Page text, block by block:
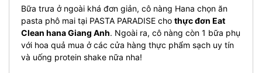
Bữa trưa ở ngoài khá đơn giản, cô nàng Hana chọn ăn
pasta phô mai tại PASTA PARADISE cho thực đơn Eat
Clean hana Giang Anh. Ngoài ra, cô nàng còn 1 bữa phụ
với hoa quả mua ở các cửa hàng thực phẩm sạch uy tín
và uống protein shake nữa nha!